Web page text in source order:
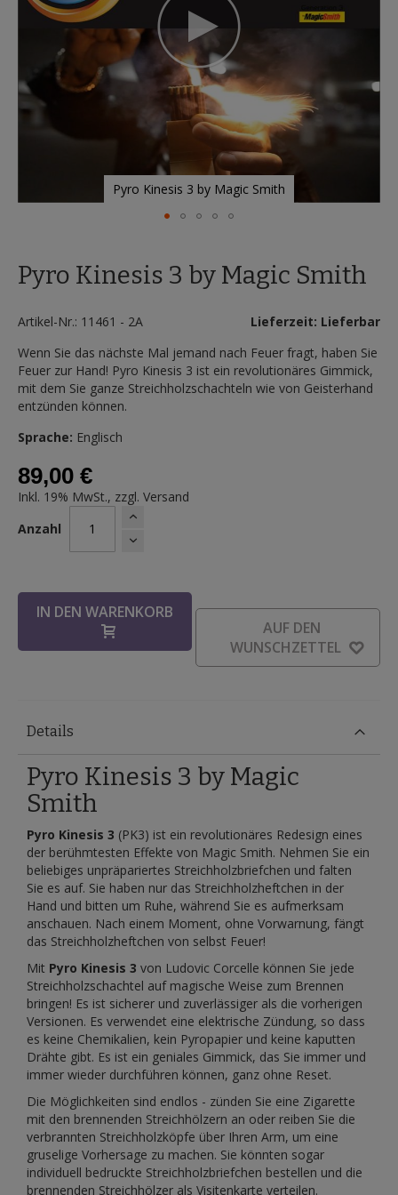
Pyro Kinesis 3 by Magic Smith
der
Bildergalerie
Pyro Kinesis 3 by Magic Smith
Artikel-Nr.: 11461 - 2A
Lieferzeit: Lieferbar
Wenn Sie das nächste Mal jemand nach Feuer fragt, haben Sie
Feuer zur Hand! Pyro Kinesis 3 ist ein revolutionäres Gimmick,
mit dem Sie ganze Streichholzschachteln wie von Geisterhand
entzünden können.
Sprache: Englisch
89,00 €
Inkl. 19% MwSt., zzgl. Versand
Anzahl
IN DEN WARENKORB
AUF DEN
WUNSCHZETTEL
Details
Pyro Kinesis 3 by Magic
Smith
Pyro Kinesis 3 (PK3) ist ein revolutionäres Redesign eines
der berühmtesten Effekte von Magic Smith. Nehmen Sie ein
beliebiges unpräpariertes Streichholzbriefchen und falten
Sie es auf. Sie haben nur das Streichholzheftchen in der
Hand und bitten um Ruhe, während Sie es aufmerksam
anschauen. Nach einem Moment, ohne Vorwarnung, fängt
das Streichholzheftchen von selbst Feuer!
Mit Pyro Kinesis 3 von Ludovic Corcelle können Sie jede
Streichholzschachtel auf magische Weise zum Brennen
bringen! Es ist sicherer und zuverlässiger als die vorherigen
Versionen. Es verwendet eine elektrische Zündung, so dass
es keine Chemikalien, kein Pyropapier und keine kaputten
Drähte gibt. Es ist ein geniales Gimmick, das Sie immer und
immer wieder durchführen können, ganz ohne Reset.
Die Möglichkeiten sind endlos - zünden Sie eine Zigarette
mit den brennenden Streichhölzern an oder reiben Sie die
verbrannten Streichholzköpfe über Ihren Arm, um eine
gruselige Vorhersage zu machen. Sie könnten sogar
individuell bedruckte Streichholzbriefchen bestellen und die
brennenden Streichhölzer als Visitenkarte verteilen.